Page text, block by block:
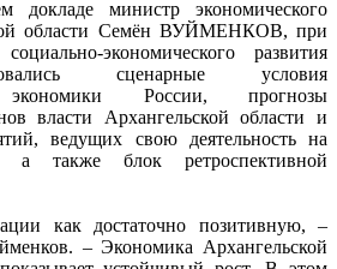
министр экономического
области Семён ВУЙМЕНКОВ, при
экономического развития
сценарные условия
экономики России, прогнозы
власти Архангельской области и
ведущих свою деятельность на
а также блок ретроспективной
как достаточно позитивную, –
– Экономика Архангельской